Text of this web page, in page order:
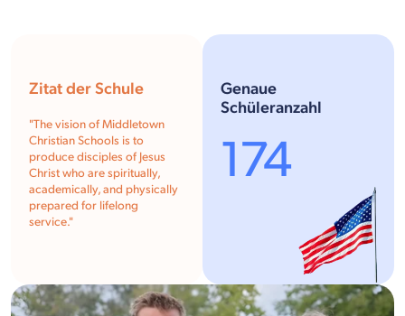
Zitat der Schule
"The vision of Middletown
Christian Schools is to
produce disciples of Jesus
Christ who are spiritually,
academically, and physically
prepared for lifelong
service."
Genaue
Schüleranzahl
174